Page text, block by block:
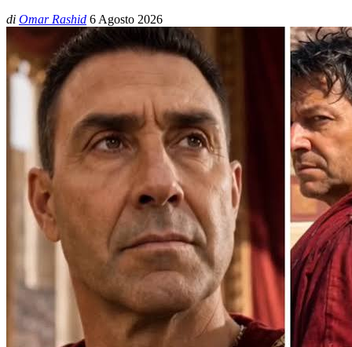
di Omar Rashid 6 Agosto 2026